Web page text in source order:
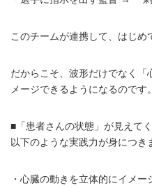
このチームが連携して、はじめ
だからこそ、波形だけでなく「
メージできるようになるのです。
■「患者さんの状態」が見えて
以下のような実践力が身につき
・心臓の動きを立体的にイメー